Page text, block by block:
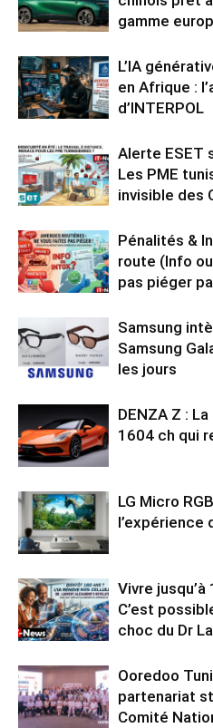
gamme
L’IA
en Afrique :
d’INTERPOL
Alerte ESET
Les PME
invisible des
Pénalités &
route (Info
pas piéger
Samsung
Samsung
les jours
DENZA Z :
1604 ch qui
LG Micro
l’expérience
Vivre jusqu’à
C’est
choc du Dr
Ooredoo
partenariat
Comité